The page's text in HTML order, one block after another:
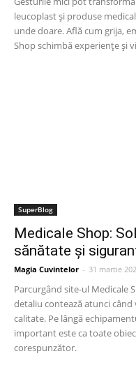
leucoplast și produse
unde doare. Află cum grija,
Shop schimbă experiențe și
SuperBlog
Medicale Shop:
sănătate și
Magia Cuvintelor - 31 martie
Parcurgând site-ul Medicale
detaliu contează atunci
calitate. Pe lângă
important este ca toate
corespunzător.